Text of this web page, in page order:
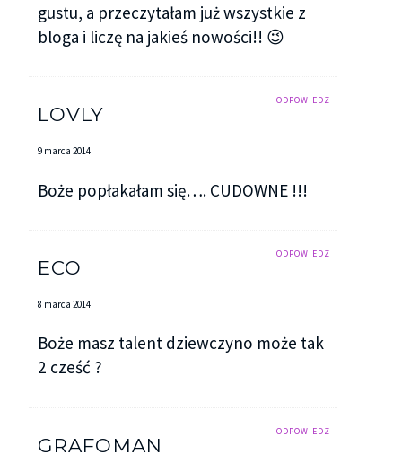
gustu, a przeczytałam już wszystkie z
bloga i liczę na jakieś nowości!! 😉
ODPOWIEDZ
LOVLY
9 marca 2014
Boże popłakałam się…. CUDOWNE !!!
ODPOWIEDZ
ECO
8 marca 2014
Boże masz talent dziewczyno może tak
2 cześć ?
ODPOWIEDZ
GRAFOMAN